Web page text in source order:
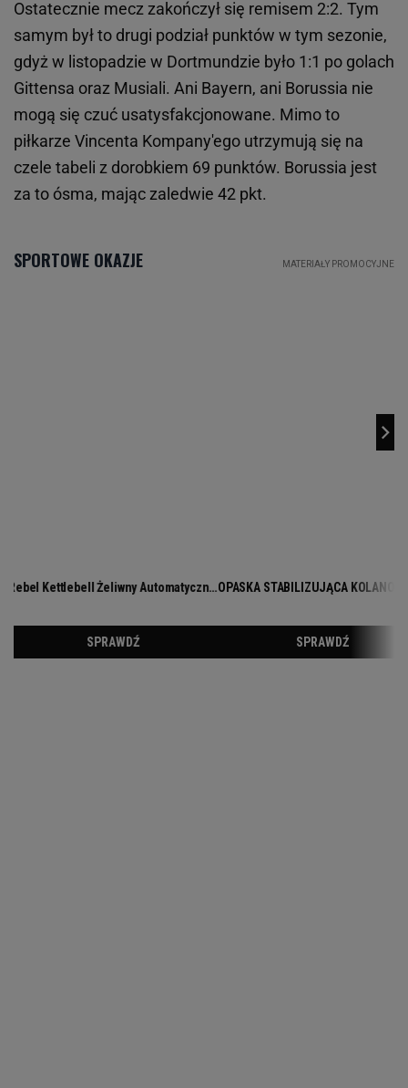
Ostatecznie mecz zakończył się remisem 2:2. Tym
samym był to drugi podział punktów w tym sezonie,
gdyż w listopadzie w Dortmundzie było 1:1 po golach
Gittensa oraz Musiali. Ani Bayern, ani Borussia nie
mogą się czuć usatysfakcjonowane. Mimo to
piłkarze Vincenta Kompany'ego utrzymują się na
czele tabeli z dorobkiem 69 punktów. Borussia jest
za to ósma, mając zaledwie 42 pkt.